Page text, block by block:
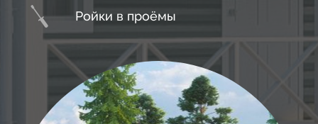
20
21
Ройки в проёмы